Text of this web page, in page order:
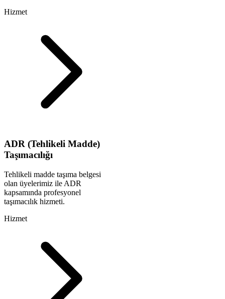
Hizmet
ADR (Tehlikeli Madde)
Taşımacılığı
Tehlikeli madde taşıma belgesi
olan üyelerimiz ile ADR
kapsamında profesyonel
taşımacılık hizmeti.
Hizmet